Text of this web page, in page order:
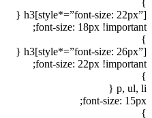
h3[style*=”font-size: 22px”] {
font-size: 18px !important;
}
h3[style*=”font-size: 26px”] {
font-size: 22px !important;
}
p, ul, li {
font-size: 15px;
}